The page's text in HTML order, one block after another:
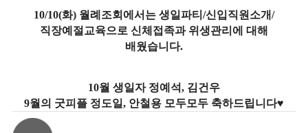
10/10(화) 월례조회에서는 생일파티/신입직원소개/
직장예절교육으로 신체접족과 위생관리에 대해
배웠습니다.
10월 생일자 정예석, 김건우
9월의 굿피플 정도일, 안철용 모두모두 축하드립니다♥